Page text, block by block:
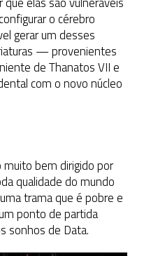
o cérebro
gerar um desses
— provenientes
de Thanatos VII e
com o novo núcleo
bem dirigido por
qualidade do mundo
trama que é pobre e
ponto de partida
sonhos de Data.